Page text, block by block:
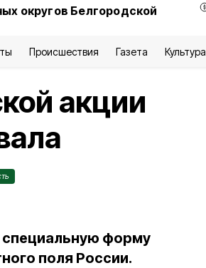
округов Белгородской
Происшествия Газета Культура
акции
специальную форму
поля России.